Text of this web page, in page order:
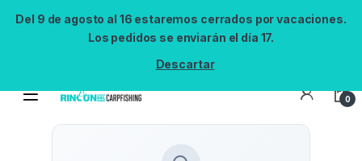
Del 9 de agosto al 16 estaremos cerrados por vacaciones.
Los pedidos se enviarán el día 17.
Descartar
0